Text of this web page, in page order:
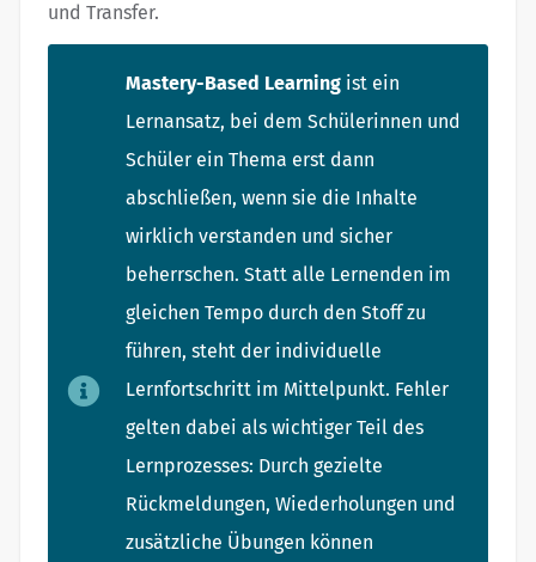
und Transfer.
Mastery-Based Learning ist ein
Lernansatz, bei dem Schülerinnen und
Schüler ein Thema erst dann
abschließen, wenn sie die Inhalte
wirklich verstanden und sicher
beherrschen. Statt alle Lernenden im
gleichen Tempo durch den Stoff zu
führen, steht der individuelle
Lernfortschritt im Mittelpunkt. Fehler
gelten dabei als wichtiger Teil des
Lernprozesses: Durch gezielte
Rückmeldungen, Wiederholungen und
zusätzliche Übungen können